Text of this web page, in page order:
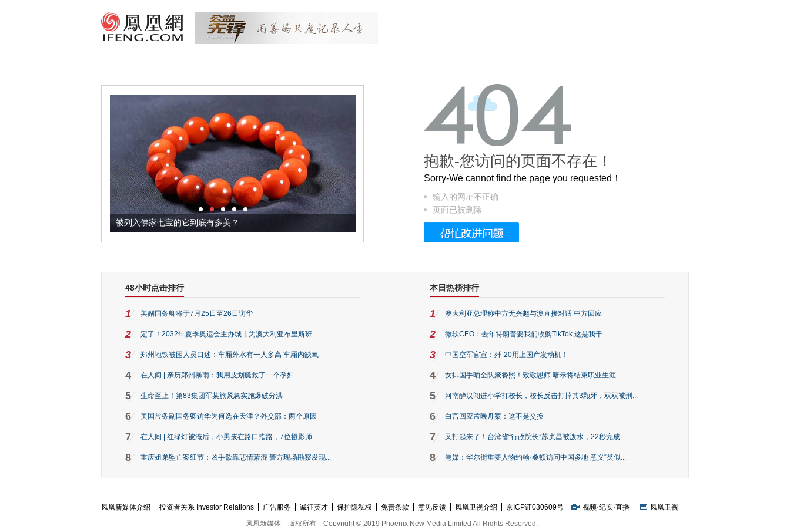
被列入佛家七宝的它到底有多美？ 这个3.2米的长卷，还原了600岁的紫禁城
抱歉-您访问的页面不存在！
Sorry-We cannot find the page you requested！
输入的网址不正确
页面已被删除
48小时点击排行
1 美副国务卿将于7月25日至26日访华
2 定了！2032年夏季奥运会主办城市为澳大利亚布里斯班
3 郑州地铁被困人员口述：车厢外水有一人多高 车厢内缺氧
4 在人间 | 亲历郑州暴雨：我用皮划艇救了一个孕妇
5 生命至上！第83集团军某旅紧急实施爆破分洪
6 美国常务副国务卿访华为何选在天津？外交部：两个原因
7 在人间 | 红绿灯被淹后，小男孩在路口指路，7位摄影师...
8 重庆姐弟坠亡案细节：凶手欲靠悲情蒙混 警方现场勘察发现...
本日热榜排行
1 澳大利亚总理称中方无兴趣与澳直接对话 中方回应
2 微软CEO：去年特朗普要我们收购TikTok 这是我干...
3 中国空军官宣：歼-20用上国产发动机！
4 女排国手晒全队聚餐照！致敬恩师 暗示将结束职业生涯
5 河南醉汉闯进小学打校长，校长反击打掉其3颗牙，双双被刑...
6 白宫回应孟晚舟案：这不是交换
7 又打起来了！台湾省“行政院长”苏贞昌被泼水，22秒完成...
8 港媒：华尔街重要人物约翰·桑顿访问中国多地 意义“类似...
凤凰新媒体介绍 投资者关系 Investor Relations 广告服务 诚征英才 保护隐私权 免责条款 意见反馈 凤凰卫视介绍 京ICP证030609号 视频·纪实·直播
凤凰卫视
凤凰新媒体
版权所有 Copyright © 2019 Phoenix New Media Limited All Rights Reserved.